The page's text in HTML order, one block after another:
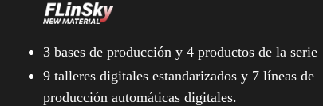
3 bases de producción y 4 productos de la serie
9 talleres digitales estandarizados y 7 líneas de
producción automáticas digitales.